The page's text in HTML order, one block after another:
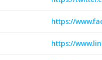
https://
https://